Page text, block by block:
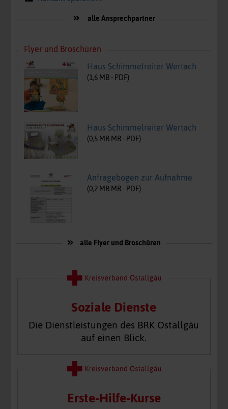
alle Ansprechpartner
Flyer und Broschüren
Haus Schimmelreiter Wertach
(1,6 MB - PDF)
Haus Schimmelreiter Wertach
(0,5 MB MB - PDF)
Anfragebogen zur Aufnahme
(0,2 MB MB - PDF)
alle Flyer und Broschüren
Soziale Dienste
Die Dienstleistungen des BRK Ostallgäu
auf einen Blick.
Erste-Hilfe-Kurse